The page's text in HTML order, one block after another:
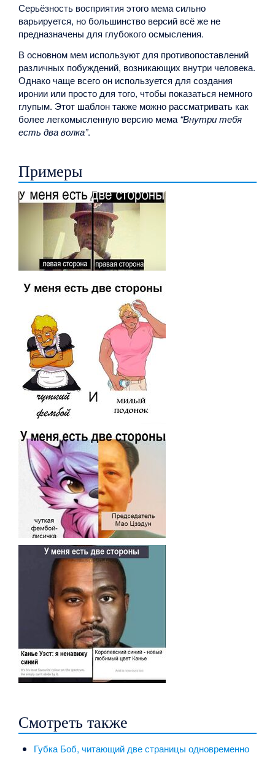
Серьёзность восприятия этого мема сильно
варьируется, но большинство версий всё же не
предназначены для глубокого осмысления.
В основном мем используют для противопоставлений
различных побуждений, возникающих внутри человека.
Однако чаще всего он используется для создания
иронии или просто для того, чтобы показаться немного
глупым. Этот шаблон также можно рассматривать как
более легкомысленную версию мема“Внутри тебя
есть два волка”.
Примеры
Смотреть также
Губка Боб, читающий две страницы одновременно